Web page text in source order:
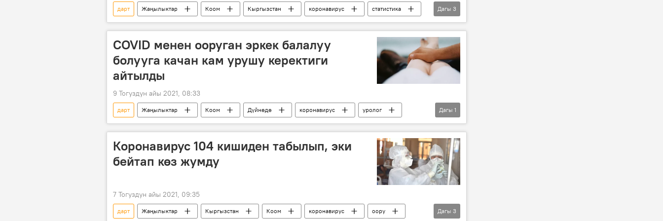
дарт Жаңылыктар Коом Кыргызстан коронавирус
статистика
бейтап
Кыргызстандагы коронавирус
Дагы 3
COVID менен ооруган эркек балалуу
болууга качан кам урушу керектиги
айтылды
9 Тогуздун айы 2021, 08:33
дарт Жаңылыктар Коом Дүйнөдө коронавирус
уролог
Дүйнөгө жайылган коронавирус
Дагы 1
Коронавирус 104 кишиден табылып, эки
бейтап көз жумду
7 Тогуздун айы 2021, 09:35
дарт Жаңылыктар Кыргызстан Коом коронавирус оору Дагы 3